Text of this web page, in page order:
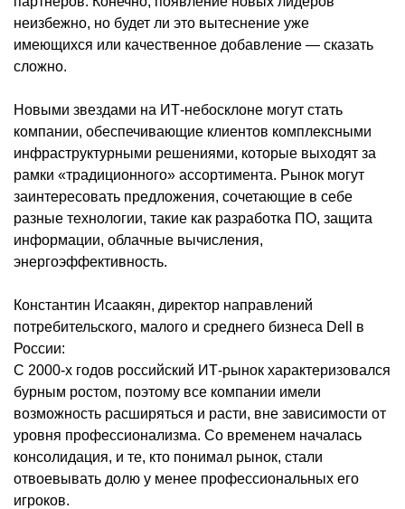
неизбежно, но будет ли это вытеснение уже
имеющихся или качественное добавление — сказать
сложно.
Новыми звездами на ИТ-небосклоне могут стать
компании, обеспечивающие клиентов комплексными
инфраструктурными решениями, которые выходят за
рамки «традиционного» ассортимента. Рынок могут
заинтересовать предложения, сочетающие в себе
разные технологии, такие как разработка ПО, защита
информации, облачные вычисления,
энергоэффективность.
Константин Исаакян, директор направлений
потребительского, малого и среднего бизнеса Dell в
России:
С 2000-х годов российский ИТ-рынок характеризовался
бурным ростом, поэтому все компании имели
возможность расширяться и расти, вне зависимости от
уровня профессионализма. Со временем началась
консолидация, и те, кто понимал рынок, стали
отвоевывать долю у менее профессиональных его
игроков.